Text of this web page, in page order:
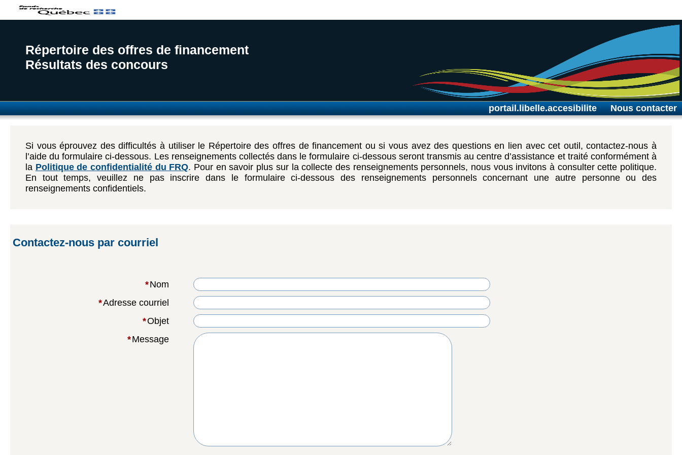
Répertoire des offres de financement
Résultats des concours
Nous contacter
portail.libelle.accesibilite
Si vous éprouvez des difficultés à utiliser le Répertoire des offres de financement ou si vous avez des questions en lien avec cet outil, contactez-nous à
l’aide du formulaire ci-dessous. Les renseignements collectés dans le formulaire ci-dessous seront transmis au centre d’assistance et traité conformément à
la Politique de confidentialité du FRQ. Pour en savoir plus sur la collecte des renseignements personnels, nous vous invitons à consulter cette politique.
En tout temps, veuillez ne pas inscrire dans le formulaire ci-dessous des renseignements personnels concernant une autre personne ou des
renseignements confidentiels.
Contactez-nous par courriel
*Nom
*Adresse courriel
*Objet
*Message